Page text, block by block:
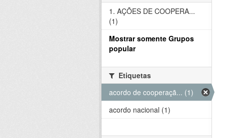
1. AÇÕES DE COOPERA...
(1)
Mostrar somente Grupos
popular
Etiquetas
acordo de cooperaçã... (1)
acordo nacional (1)